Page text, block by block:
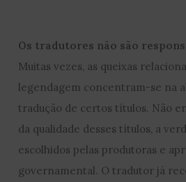
Os tradutores não são
Muitas vezes, as queixas
legendagem concentram-se na
tradução de certos títulos. Não
da qualidade desses títulos, a
escolhidos pelas produtoras e
governamental. O tradutor já